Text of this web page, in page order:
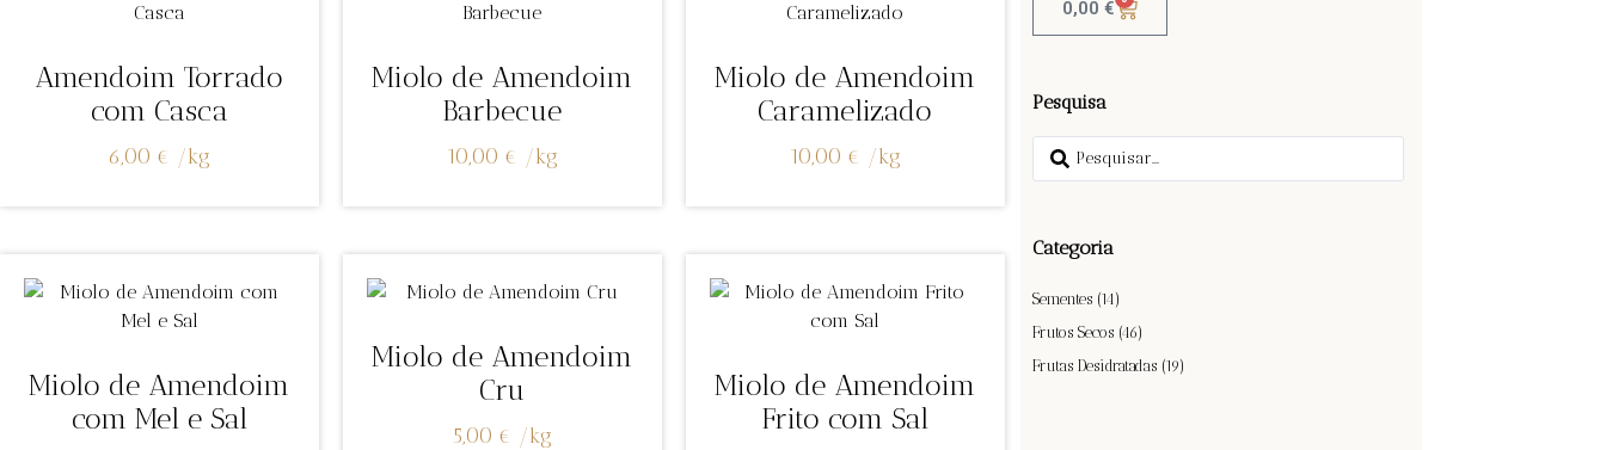
Amendoim Torrado
com Casca
6,00 € /kg
Miolo de Amendoim
Barbecue
10,00 € /kg
Miolo de Amendoim
Caramelizado
10,00 € /kg
Miolo de Amendoim
com Mel e Sal
Miolo de Amendoim
Cru
5,00 € /kg
Miolo de Amendoim
Frito com Sal
0,00 €
Pesquisa
Categoria
Sementes (14)
Frutos Secos (46)
Frutas Desidratadas (19)